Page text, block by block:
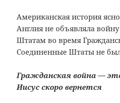
Американская история
Англия не объявляла
Штатам во время
Соединенные Штаты не
Гражданская война —
Иисус скоро вернется